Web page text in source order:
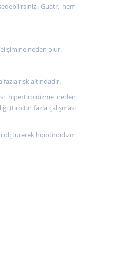
Guatr, hem
neden olur.
risk altındadır.
hipertiroidizme neden
(tiroitin fazla çalışması
ölçtürerek hipotiroidizm